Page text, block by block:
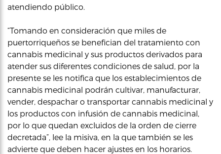
atendiendo público.
“Tomando en consideración que miles de
puertorriqueños se benefician del tratamiento con
cannabis medicinal y sus productos derivados para
atender sus diferentes condiciones de salud, por la
presente se les notifica que los establecimientos de
cannabis medicinal podrán cultivar, manufacturar,
vender, despachar o transportar cannabis medicinal y
los productos con infusión de cannabis medicinal,
por lo que quedan excluidos de la orden de cierre
decretada”, lee la misiva, en la que también se les
advierte que deben hacer ajustes en los horarios.